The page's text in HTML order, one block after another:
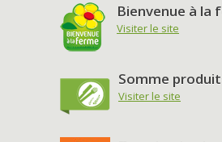
Bienvenue à la
Visiter le site
Somme
Visiter le site